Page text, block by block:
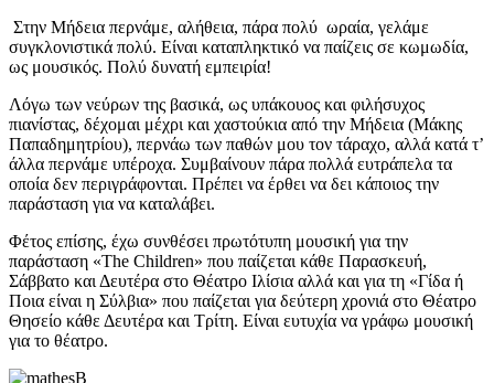
Στην Μήδεια περνάμε, αλήθεια, πάρα πολύ ωραία, γελάμε
συγκλονιστικά πολύ. Είναι καταπληκτικό να παίζεις σε κωμωδία,
ως μουσικός. Πολύ δυνατή εμπειρία!
Λόγω των νεύρων της βασικά, ως υπάκουος και φιλήσυχος
πιανίστας, δέχομαι μέχρι και χαστούκια από την Μήδεια (Μάκης
Παπαδημητρίου), περνάω των παθών μου τον τάραχο, αλλά κατά τ’
άλλα περνάμε υπέροχα. Συμβαίνουν πάρα πολλά ευτράπελα τα
οποία δεν περιγράφονται. Πρέπει να έρθει να δει κάποιος την
παράσταση για να καταλάβει.
Φέτος επίσης, έχω συνθέσει πρωτότυπη μουσική για την
παράσταση «The Children» που παίζεται κάθε Παρασκευή,
Σάββατο και Δευτέρα στο Θέατρο Ιλίσια αλλά και για τη «Γίδα ή
Ποια είναι η Σύλβια» που παίζεται για δεύτερη χρονιά στο Θέατρο
Θησείο κάθε Δευτέρα και Τρίτη. Είναι ευτυχία να γράφω μουσική
για το θέατρο.